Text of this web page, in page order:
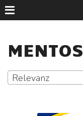
MENTOS
Relevanz